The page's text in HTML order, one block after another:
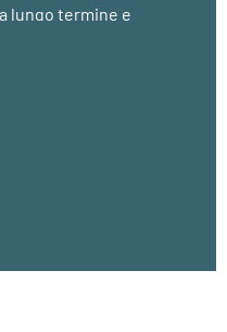
lungo termine e
min.)